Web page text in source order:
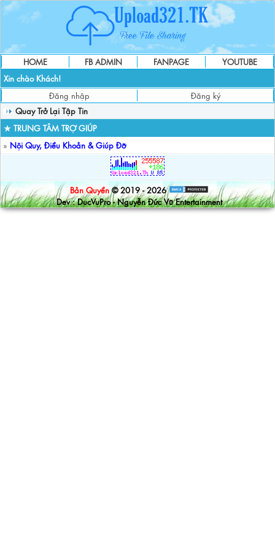
HOME FB ADMIN FANPAGE
YOUTUBE
Xin chào Khách!
Đăng nhập
Đăng ký
Quay Trở Lại Tập Tin
★ TRUNG TÂM TRỢ GIÚP
» Nội Quy, Điều Khoản & Giúp Đỡ
Bản Quyền © 2019 - 2026
Dev : DucVuPro - Nguyễn Đức Vũ Entertainment